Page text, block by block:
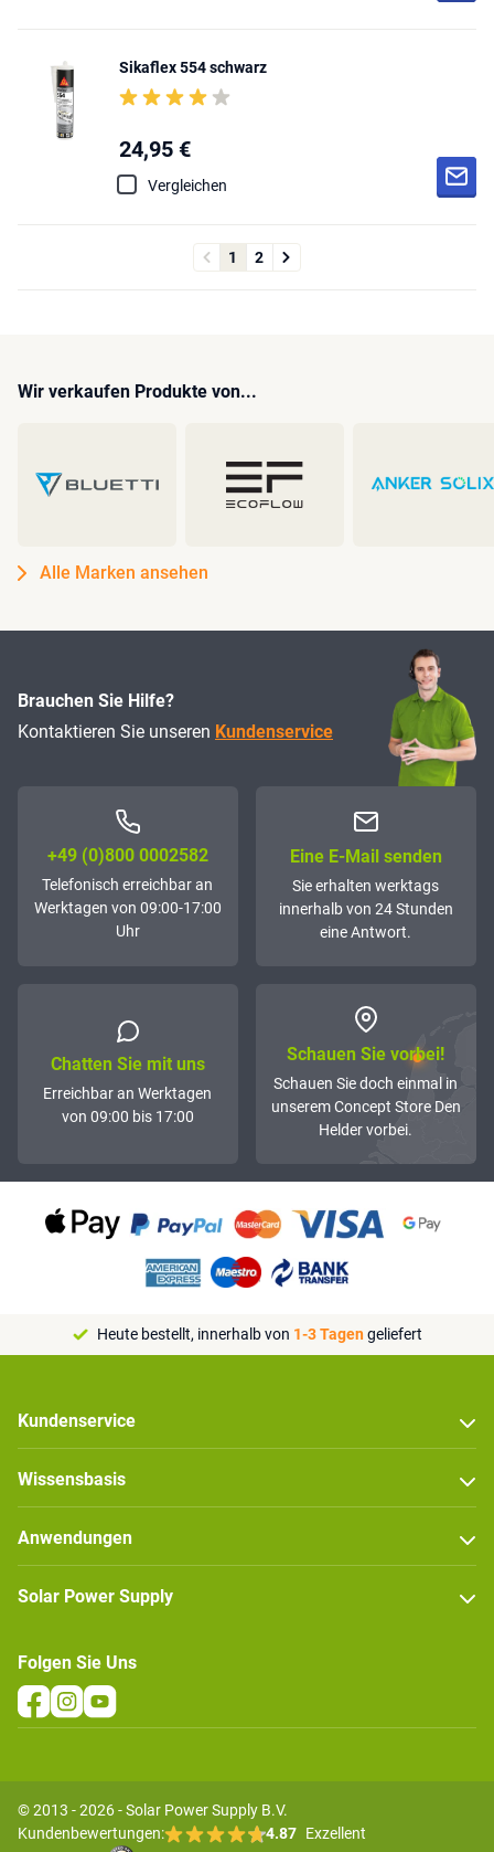
Sikaflex 554 schwarz
24,95 €
Vergleichen
1 2
Wir verkaufen Produkte von...
Alle Marken ansehen
Brauchen Sie Hilfe?
Kontaktieren Sie unseren Kundenservice
+49 (0)800 0002582
Telefonisch erreichbar an
Werktagen von 09:00-17:00
Uhr
Eine E-Mail senden
Sie erhalten werktags
innerhalb von 24 Stunden
eine Antwort.
Chatten Sie mit uns
Erreichbar an Werktagen
von 09:00 bis 17:00
Schauen Sie vorbei!
Schauen Sie doch einmal in
unserem Concept Store Den
Helder vorbei.
Heute bestellt, innerhalb von 1-3 Tagengeliefert
Kundenservice
Wissensbasis
Anwendungen
Solar Power Supply
Folgen Sie Uns
© 2013 - 2026 - Solar Power Supply B.V.
Kundenbewertungen:
4.87 Exzellent